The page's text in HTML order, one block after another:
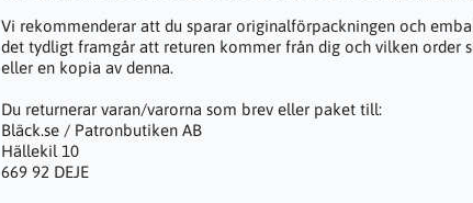
Vi rekommenderar att du sparar originalförpackningen och
det tydligt framgår att returen kommer från dig och vilken order
eller en kopia av denna.
Du returnerar varan/varorna som brev eller paket till:
Bläck.se / Patronbutiken AB
Hällekil 10
669 92 DEJE